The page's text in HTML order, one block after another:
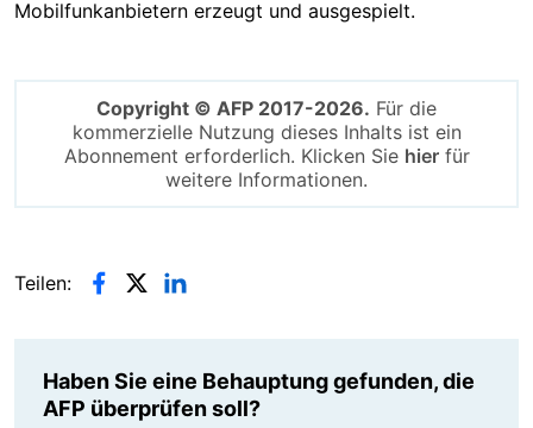
Mobilfunkanbietern erzeugt und ausgespielt.
Copyright © AFP 2017-2026. Für die
kommerzielle Nutzung dieses Inhalts ist ein
Abonnement erforderlich. Klicken Sie hierfür
weitere Informationen.
Teilen:
Haben Sie eine Behauptung gefunden, die
AFP überprüfen soll?